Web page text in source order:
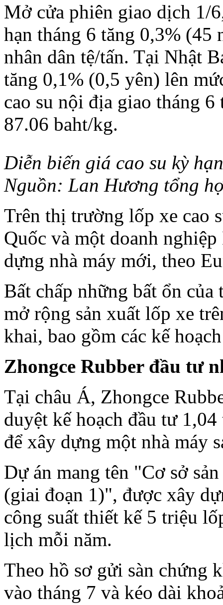
Mở cửa phiên giao dịch 1/
hạn tháng 6 tăng 0,3% (45
nhân dân tệ/tấn. Tại Nhật
tăng 0,1% (0,5 yên) lên
cao su nội địa giao tháng
87.06 baht/kg.
Diễn biến giá cao su kỳ
Nguồn: Lan Hương tổng
Trên thị trường lốp xe cao
Quốc và một doanh
dựng nhà máy mới, theo
Bất chấp những bất ổn
mở rộng sản xuất lốp xe
khai, bao gồm các kế
Zhongce Rubber đầu tư
Tại châu Á, Zhongce
duyệt kế hoạch đầu tư
để xây dựng một nhà máy
Dự án mang tên "Cơ sở
(giai đoạn 1)", được xây
công suất thiết kế 5 triệu
lịch mỗi năm.
Theo hồ sơ gửi sàn chứng
vào tháng 7 và kéo dài